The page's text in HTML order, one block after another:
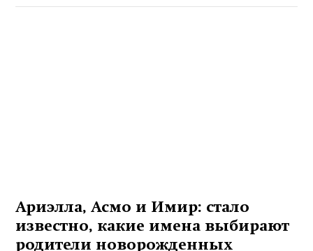
Ариэлла, Асмо и Имир: стало
известно, какие имена выбирают
родители новорожденных